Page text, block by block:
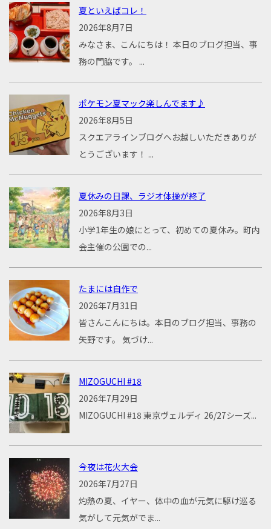
夏といえばコレ！
2026年8月7日
みなさま、こんにちは！ 本日のブログ担当、事
務の門脇です。 ...
ポケモン夏マック楽しんでます♪
2026年8月5日
スクエアラインブログへお越しいただきありが
とうございます！ ...
夏休みの日課、ラジオ体操が終了
2026年8月3日
小学1年生の娘にとって、初めての夏休み。町内
会主催の公園での...
たまには自作で
2026年7月31日
皆さんこんにちは。本日のブログ担当、事務の
矢野です。 気づけ...
MIZOGUCHI #18
2026年7月29日
MIZOGUCHI #18 東京ヴェルディ 26/27シーズ...
今夜は花火大会
2026年7月27日
灼熱の夏、イヤー、体中の血が元気に駆け巡る
気がして元気がでま...